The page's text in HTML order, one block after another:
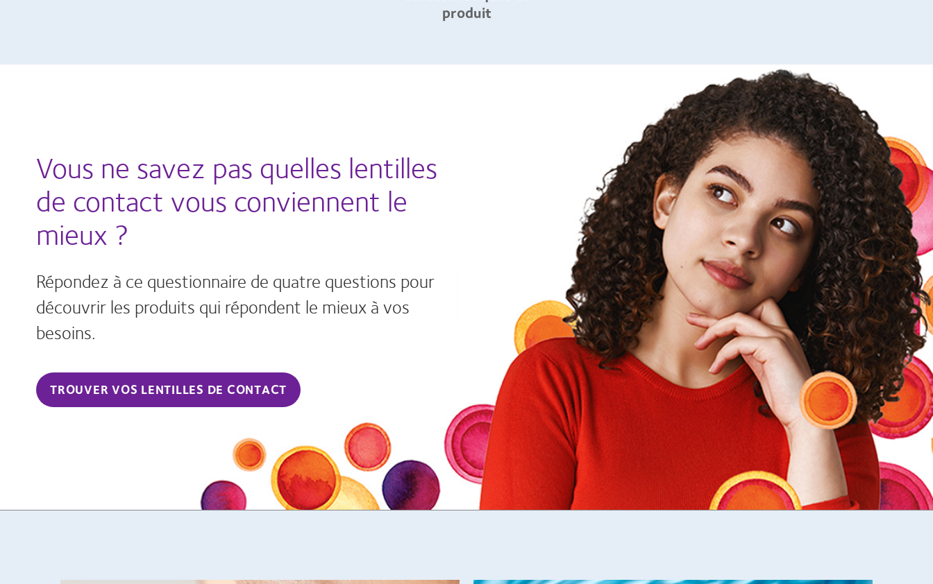
produit
Vous ne savez pas quelles lentilles
de contact vous conviennent le
mieux ?
Répondez à ce questionnaire de quatre questions pour
découvrir les produits qui répondent le mieux à vos
besoins.
TROUVER VOS LENTILLES DE CONTACT